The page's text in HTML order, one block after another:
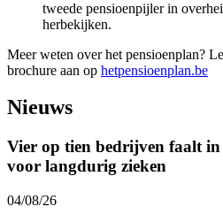
tweede pensioenpijler in
herbekijken.
Meer weten over het pensioenplan?
brochure aan op hetpensioenplan.be
Nieuws
Vier op tien bedrijven faalt
voor langdurig zieken
04/08/26